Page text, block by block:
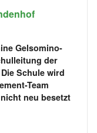
Gelsomino-
der
Schule wird
Team
neu besetzt